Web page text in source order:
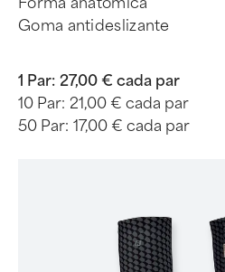
Goma antideslizante
1 Par: 27,00 € cada par
10 Par: 21,00 € cada par
50 Par: 17,00 € cada par